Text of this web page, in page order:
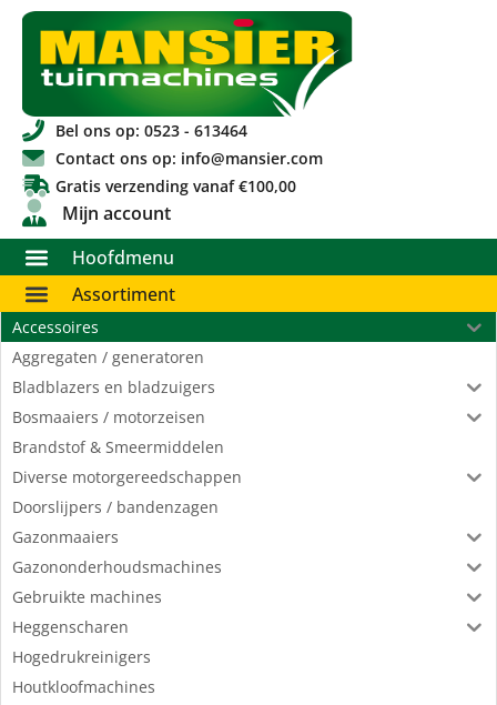
Bel ons op: 0523 - 613464
Contact ons op: info@mansier.com
Gratis verzending vanaf €100,00
Mijn account
Hoofdmenu
Assortiment
Accessoires
Aggregaten / generatoren
Bladblazers en bladzuigers
Bosmaaiers / motorzeisen
Brandstof & Smeermiddelen
Diverse motorgereedschappen
Doorslijpers / bandenzagen
Gazonmaaiers
Gazononderhoudsmachines
Gebruikte machines
Heggenscharen
Hogedrukreinigers
Houtkloofmachines